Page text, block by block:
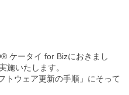
ケータイ for Bizにおきまし
施いたします。
トウェア更新の手順」 にそって